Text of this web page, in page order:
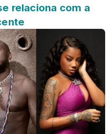
relaciona com a